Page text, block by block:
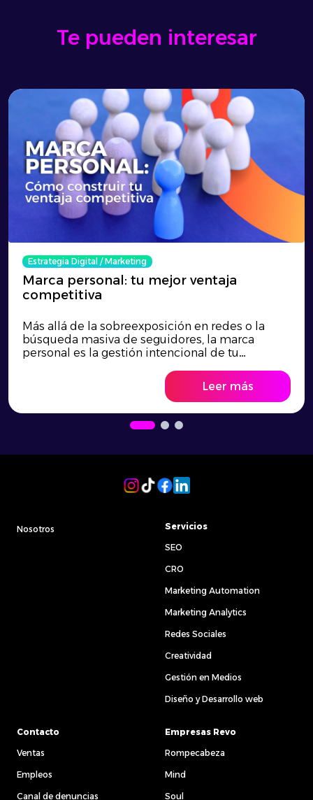
Te pueden interesar
Estrategia Digital/Marketing
Marca personal: tu mejor ventaja
competitiva
Más allá de la sobreexposición en redes o la
búsqueda masiva de seguidores, la marca
personal es la gestión intencional de tu
en una verdadera ventaja competitiva. En un
entorno laboral altamente saturado donde los
títulos profesionales se han estandarizado,
destacar exige entender cómo te perciben los
demás y comunicar tu valor diferencial con
reflexiones del libro Marca Personal, la ventaja
explora cómo estructurar tu presencia
como la inteligencia artificial con criterio para
Leer más
Nosotros
Servicios
SEO
CRO
Marketing Automation
Marketing Analytics
Redes Sociales
Creatividad
Gestión en Medios
Diseño y Desarrollo web
Contacto
Ventas
Empleos
Canal de denuncias
Empresas Revo
Rompecabeza
Mind
Soul